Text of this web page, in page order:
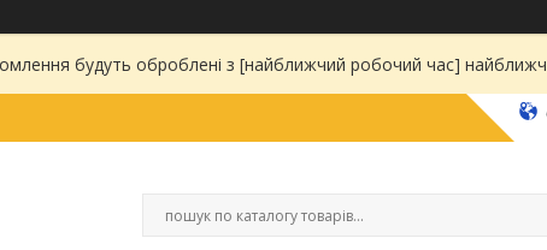
будуть оброблені з [найближчий робочий час]